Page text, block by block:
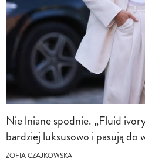
Nie lniane spodnie. „Fluid
bardziej luksusowo i pasują do
ZOFIA CZAJKOWSKA